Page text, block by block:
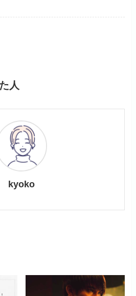
人
kyoko